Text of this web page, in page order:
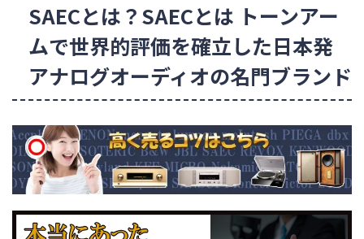
SAECとは？SAECとは トーンアー
ムで世界的評価を確立した日本発
アナログオーディオの名門ブランド